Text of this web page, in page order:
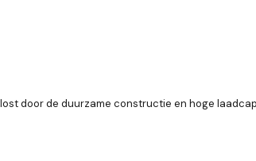
door de duurzame constructie en hoge